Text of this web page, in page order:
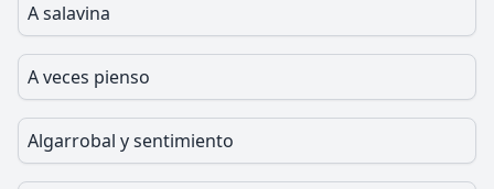
A salavina
A veces pienso
Algarrobal y sentimiento